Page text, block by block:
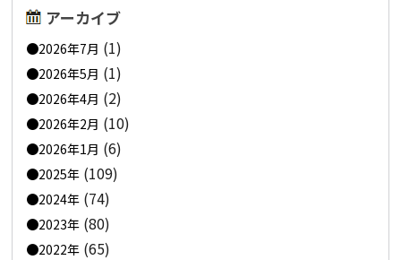
アーカイブ
2026年7月 (1)
2026年5月 (1)
2026年4月 (2)
2026年2月 (10)
2026年1月 (6)
2025年 (109)
2024年 (74)
2023年 (80)
2022年 (65)